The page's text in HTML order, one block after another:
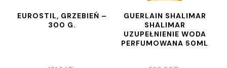
EUROSTIL, GRZEBIEŃ –
300 G.
GUERLAIN SHALIMAR
SHALIMAR
UZUPEŁNIENIE WODA
PERFUMOWANA 50ML